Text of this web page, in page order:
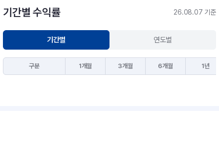
기간별 수익률 26.08.07 기준
기간별 연도별
구분 1개월 3개월 6개월 1년